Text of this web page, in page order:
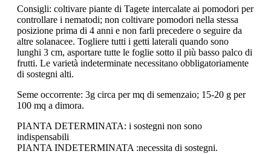
Consigli: coltivare piante di Tagete intercalate ai pomodori per
controllare i nematodi; non coltivare pomodori nella stessa
posizione prima di 4 anni e non farli precedere o seguire da
altre solanacee. Togliere tutti i getti laterali quando sono
lunghi 3 cm, asportare tutte le foglie sotto il più basso palco di
frutti. Le varietà indeterminate necessitano obbligatoriamente
di sostegni alti.
Seme occorrente: 3g circa per mq di semenzaio; 15-20 g per
100 mq a dimora.
PIANTA DETERMINATA: i sostegni non sono
indispensabili
PIANTA INDETERMINATA :necessita di sostegni.